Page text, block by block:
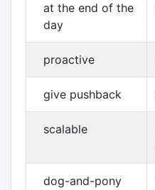
at the end of the
day
proactive
give pushback
scalable
dog-and-pony